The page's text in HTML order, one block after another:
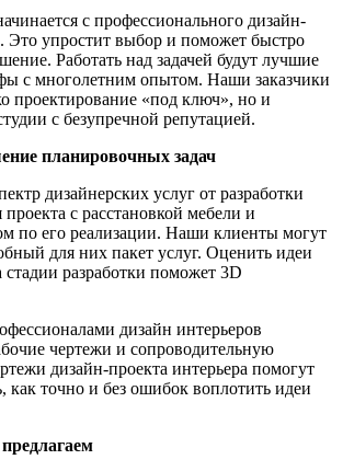
с профессионального дизайн-
Это упростит выбор и поможет быстро
Работать над задачей будут лучшие
с многолетним опытом. Наши заказчики
проектирование «под ключ», но и
с безупречной репутацией.
планировочных задач
дизайнерских услуг от разработки
проекта с расстановкой мебели и
по его реализации. Наши клиенты могут
для них пакет услуг. Оценить идеи
стадии разработки поможет 3D
дизайн интерьеров
чертежи и сопроводительную
дизайн-проекта интерьера помогут
как точно и без ошибок воплотить идеи